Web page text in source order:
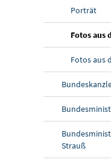
Porträt
Fotos aus
Fotos aus
Strauß